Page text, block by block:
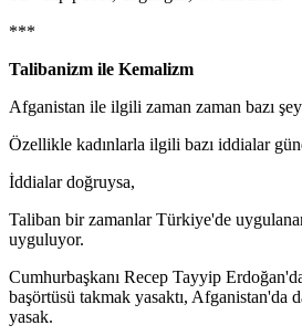
***
Talibanizm ile Kemalizm
Afganistan ile ilgili zaman zaman bazı
Özellikle kadınlarla ilgili bazı iddialar
İddialar doğruysa,
Taliban bir zamanlar Türkiye'de
uyguluyor.
Cumhurbaşkanı Recep Tayyip
başörtüsü takmak yasaktı, Afganistan'da
yasak.